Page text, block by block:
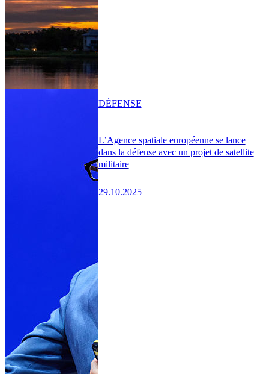
L’Agence spatiale européenne se lance
dans la défense avec un projet de satellite
militaire
29.10.2025
DÉFENSE